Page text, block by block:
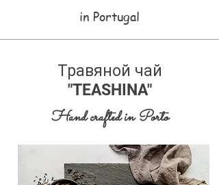
in Portugal
Травяной чай
"TEASHINA"
Hand crafted in Porto